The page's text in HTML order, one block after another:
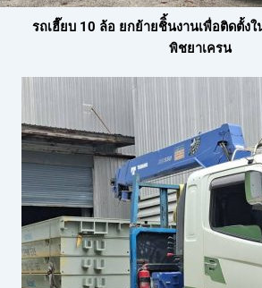
รถเฮี๊ยบ 10 ล้อ ยกย้ายชิิ้นงานเพื่อติดตั้ง
พิชยาเครน